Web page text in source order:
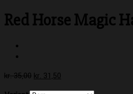
Red Horse Magic
kr.35,00 Den
kr. 31,50